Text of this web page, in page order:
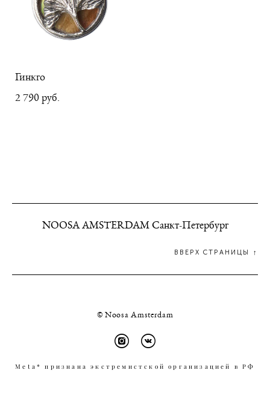
Гинкго
2 790 pуб.
NOOSA AMSTERDAM Санкт-Петербург
ВВЕРХ СТРАНИЦЫ ↑
© Noosa Amsterdam
Meta* признана экстремистской организацией в РФ